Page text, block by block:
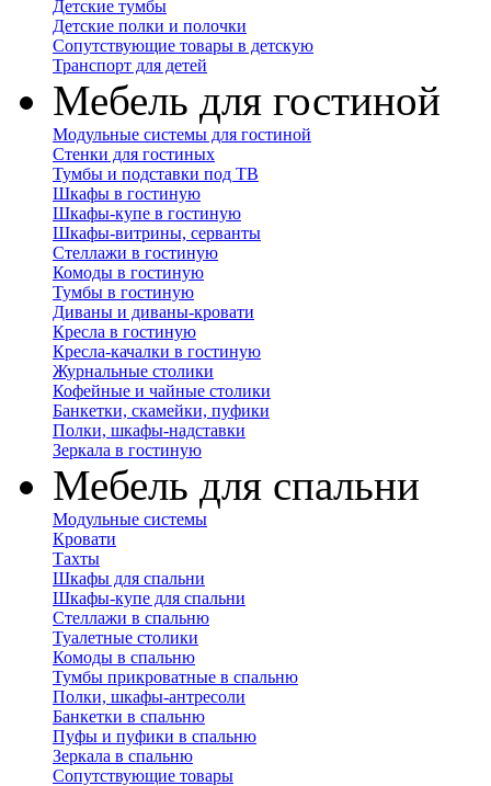
Детские тумбы
Детские полки и полочки
Сопутствующие товары в детскую
Транспорт для детей
Мебель для гостиной
Модульные системы для гостиной
Стенки для гостиных
Тумбы и подставки под ТВ
Шкафы в гостиную
Шкафы-купе в гостиную
Шкафы-витрины, серванты
Стеллажи в гостиную
Комоды в гостиную
Тумбы в гостиную
Диваны и диваны-кровати
Кресла в гостиную
Кресла-качалки в гостиную
Журнальные столики
Кофейные и чайные столики
Банкетки, скамейки, пуфики
Полки, шкафы-надставки
Зеркала в гостиную
Мебель для спальни
Модульные системы
Кровати
Тахты
Шкафы для спальни
Шкафы-купе для спальни
Стеллажи в спальню
Туалетные столики
Комоды в спальню
Тумбы прикроватные в спальню
Полки, шкафы-антресоли
Банкетки в спальню
Пуфы и пуфики в спальню
Зеркала в спальню
Сопутствующие товары